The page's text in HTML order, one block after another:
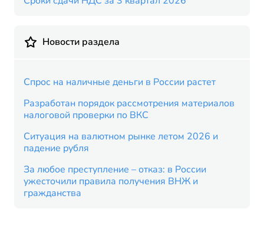
Новости раздела
Спрос на наличные деньги в России растет
Разработан порядок рассмотрения материалов
налоговой проверки по ВКС
Ситуация на валютном рынке летом 2026 и
падение рубля
За любое преступление – отказ: в России
ужесточили правила получения ВНЖ и
гражданства